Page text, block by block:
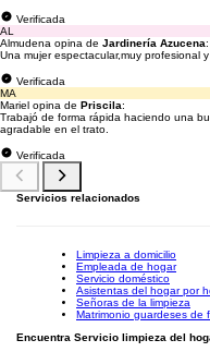
Verificada
AL
Almudena opina de Jardinería Azucena:
Una mujer espectacular,muy profesional
Verificada
MA
Mariel opina de Priscila:
Trabajó de forma rápida haciendo una
agradable en el trato.
Verificada
Servicios relacionados
Limpieza a domicilio
Empleada de hogar
Servicio doméstico
Asistentas del hogar por
Señoras de la limpieza
Matrimonio guardeses de
Encuentra Servicio limpieza del